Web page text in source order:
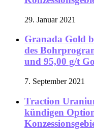
29. Januar 2021
Granada Gold
des
und 95,00 g/t
7. September 2021
Traction
kündigen